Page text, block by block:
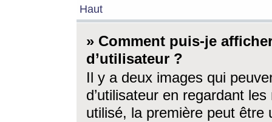
Haut
» Comment puis-je
d’utilisateur ?
Il y a deux images qui
d’utilisateur en regardant
utilisé, la première peut être